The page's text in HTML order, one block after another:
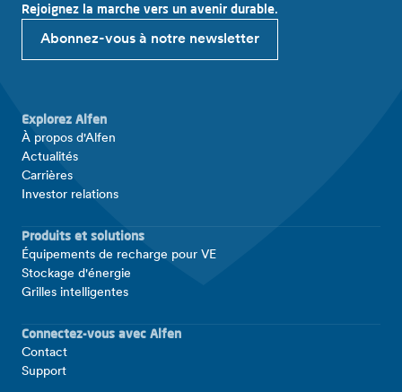
Rejoignez la marche vers un avenir durable.
Abonnez-vous à notre newsletter
Explorez Alfen
À propos d'Alfen
Actualités
Carrières
Investor relations
Produits et solutions
Équipements de recharge pour VE
Stockage d'énergie
Grilles intelligentes
Connectez-vous avec Alfen
Contact
Support